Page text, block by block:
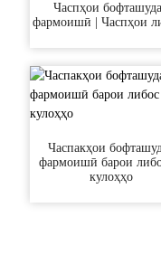
Часпҳои
фармоишӣ | Часпҳои
Часпакҳои
фармоишӣ барои
кулоҳҳо